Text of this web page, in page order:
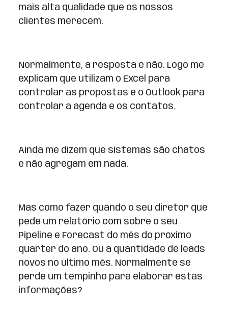
mais alta qualidade que os nossos
clientes merecem.
Normalmente, a resposta é não. Logo me
explicam que utilizam o Excel para
controlar as propostas e o Outlook para
controlar a agenda e os contatos.
Ainda me dizem que sistemas são chatos
e não agregam em nada.
Mas como fazer quando o seu diretor que
pede um relatório com sobre o seu
Pipeline e Forecast do mês do próximo
quarter do ano. Ou a quantidade de leads
novos no último mês. Normalmente se
perde um tempinho para elaborar estas
informações?